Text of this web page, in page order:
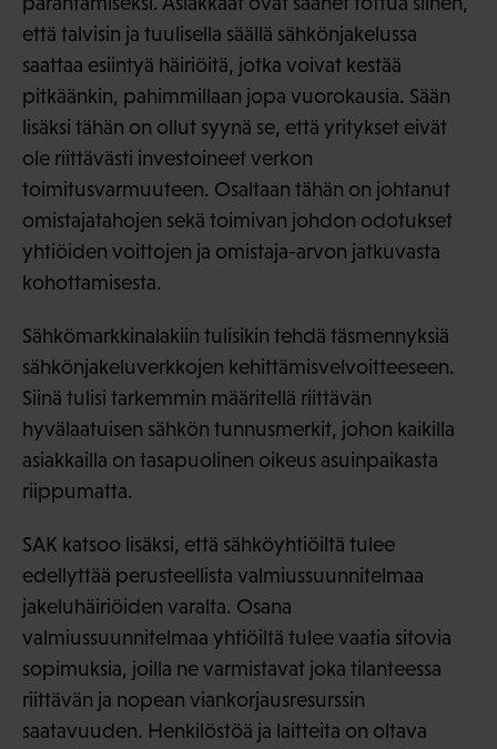
että talvisin ja tuulisella säällä sähkönjakelussa
saattaa esiintyä häiriöitä, jotka voivat kestää
pitkäänkin, pahimmillaan jopa vuorokausia. Sään
lisäksi tähän on ollut syynä se, että yritykset eivät
ole riittävästi investoineet verkon
toimitusvarmuuteen. Osaltaan tähän on johtanut
omistajatahojen sekä toimivan johdon odotukset
yhtiöiden voittojen ja omistaja-arvon jatkuvasta
kohottamisesta.
Sähkömarkkinalakiin tulisikin tehdä täsmennyksiä
sähkönjakeluverkkojen kehittämisvelvoitteeseen.
Siinä tulisi tarkemmin määritellä riittävän
hyvälaatuisen sähkön tunnusmerkit, johon kaikilla
asiakkailla on tasapuolinen oikeus asuinpaikasta
riippumatta.
SAK katsoo lisäksi, että sähköyhtiöiltä tulee
edellyttää perusteellista valmiussuunnitelmaa
jakeluhäiriöiden varalta. Osana
valmiussuunnitelmaa yhtiöiltä tulee vaatia sitovia
sopimuksia, joilla ne varmistavat joka tilanteessa
riittävän ja nopean viankorjausresurssin
saatavuuden. Henkilöstöä ja laitteita on oltava